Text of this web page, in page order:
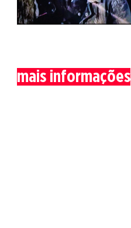
mais informações